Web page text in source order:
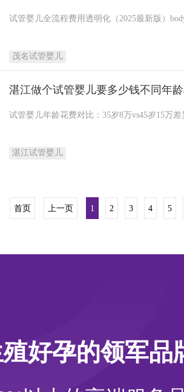
茂名试管婴儿
湛江做个试管婴儿要多少钱不同年
湛江试管婴儿
首页 上一页 1 2 3 4 5
好孕的领军品